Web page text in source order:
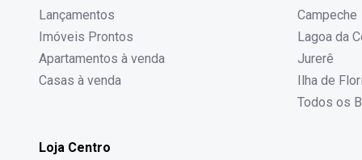
Lançamentos
Imóveis Prontos
Apartamentos à venda
Casas à venda
Campeche
Lagoa da
Jurerê
Ilha de
Todos os
Loja Centro